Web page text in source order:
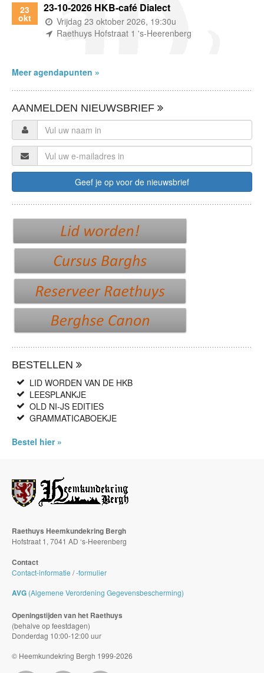
23
okt
23-10-2026 HKB-café Dialect
(wanneer)
Vrijdag 23 oktober 2026, 19:30u
(waar)
Raethuys Hofstraat 1 's-Heerenberg
Meer agendapunten »
AANMELDEN NIEUWSBRIEF
BESTELLEN
LID WORDEN VAN DE HKB
LEESPLANKJE
OLD NI-JS EDITIES
GRAMMATICABOEKJE
Bestel hier »
Raethuys Heemkundekring Bergh
Hofstraat 1, 7041 AD ‘s-Heerenberg
Contact
Contact-informatie /-formulier
AVG (Algemene Verordening Gegevensbescherming)
Openingstijden van het Raethuys
(behalve op feestdagen)
Donderdag 10:00-12:00 uur
© Heemkundekring Bergh 1999-2026